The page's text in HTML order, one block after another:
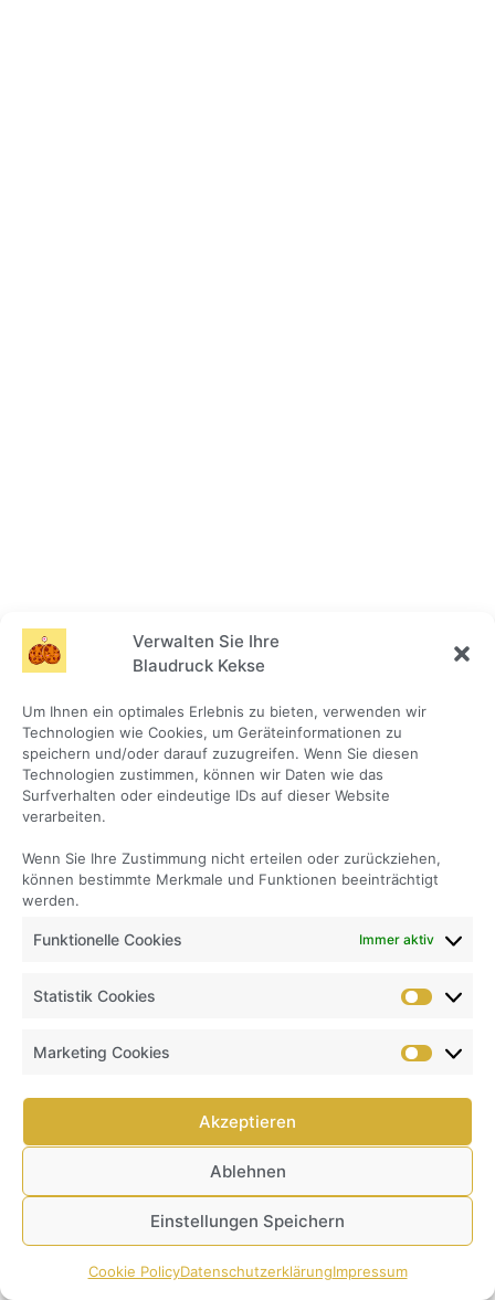
Verwalten Sie Ihre
Blaudruck Kekse
Um Ihnen ein optimales Erlebnis zu bieten, verwenden wir
Technologien wie Cookies, um Geräteinformationen zu
speichern und/oder darauf zuzugreifen. Wenn Sie diesen
Technologien zustimmen, können wir Daten wie das
Surfverhalten oder eindeutige IDs auf dieser Website
verarbeiten.
Wenn Sie Ihre Zustimmung nicht erteilen oder zurückziehen,
können bestimmte Merkmale und Funktionen beeinträchtigt
werden.
Funktionelle Cookies Immer aktiv
Statistik Cookies
Marketing Cookies
Akzeptieren
Ablehnen
Einstellungen Speichern
Cookie PolicyDatenschutzerklärungImpressum